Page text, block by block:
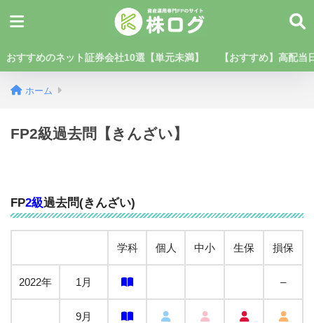
おすすめのネット証券会社10選【単元未満】 【おすすめ】高配当
ホーム
FP2級過去問【きんざい】
FP2級過去問(きんざい)
学科 個人 中小 生保 損保
2022年 1月 –
9月